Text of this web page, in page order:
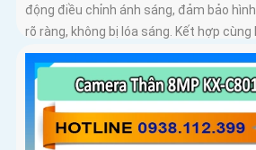
động điều chỉnh ánh sáng, đảm bảo
rõ ràng, không bị lóa sáng. Kết hợp cùng
ngược sáng (DWDR) và giảm nhiễu
được luôn mượt mà, màu sắc chân
ngay cả trong môi trường ánh sáng yếu
tạp như ngược sáng hoặc chói nắng